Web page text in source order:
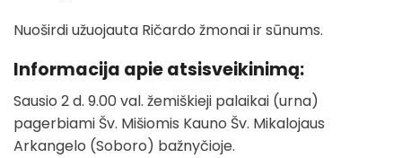
Nuoširdi užuojauta Ričardo žmonai ir sūnums.
Informacija apie atsisveikinimą:
Sausio 2 d. 9.00 val. žemiškieji palaikai (urna)
pagerbiami Šv. Mišiomis Kauno Šv. Mikalojaus
Arkangelo (Soboro) bažnyčioje.